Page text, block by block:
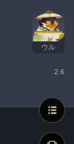
ウル
2.6